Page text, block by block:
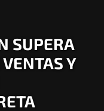
SUPERA
Y